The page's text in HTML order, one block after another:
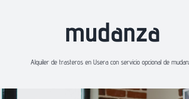
mudanza
Alquiler de trasteros en Usera con servicio opcional de